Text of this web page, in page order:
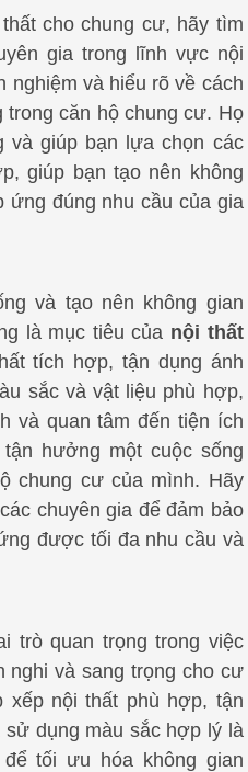
cho chung cư, hãy tìm
gia trong lĩnh vực nội
nghiệm và hiểu rõ về cách
căn hộ chung cư. Họ
giúp bạn lựa chọn các
giúp bạn tạo nên không
ứng đúng nhu cầu của gia
và tạo nên không gian
là mục tiêu của nội thất
tích hợp, tận dụng ánh
sắc và vật liệu phù hợp,
và quan tâm đến tiện ích
hưởng một cuộc sống
chung cư của mình. Hãy
chuyên gia để đảm bảo
được tối đa nhu cầu và
trò quan trọng trong việc
nghi và sang trọng cho cư
xếp nội thất phù hợp, tận
dụng màu sắc hợp lý là
tối ưu hóa không gian